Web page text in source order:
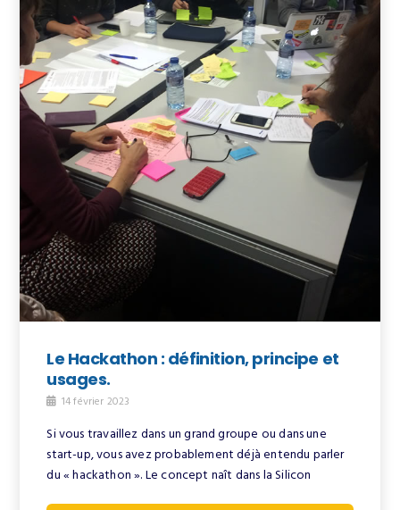
Le Hackathon : définition, principe et
usages.
14 février 2023
Si vous travaillez dans un grand groupe ou dans une
start-up, vous avez probablement déjà entendu parler
du « hackathon ». Le concept naît dans la Silicon